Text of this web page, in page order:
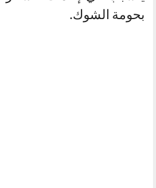
بحومة الشوك.